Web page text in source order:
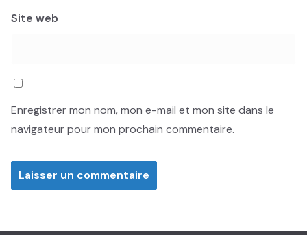
Site web
Enregistrer mon nom, mon e-mail et mon site dans le
navigateur pour mon prochain commentaire.